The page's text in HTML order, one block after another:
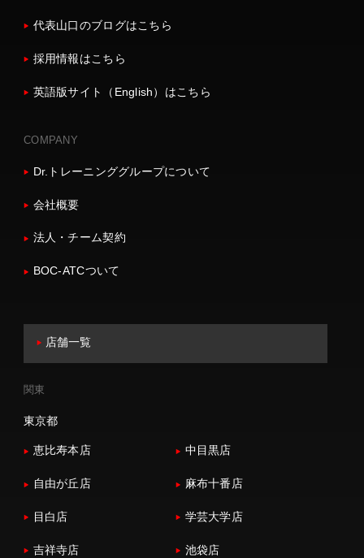
代表山口のブログはこちら
採用情報はこちら
英語版サイト（English）はこちら
COMPANY
Dr.トレーニンググループについて
会社概要
法人・チーム契約
BOC-ATCついて
店舗一覧
関東
東京都
恵比寿本店 中目黒店
自由が丘店 麻布十番店
目白店 学芸大学店
吉祥寺店 池袋店